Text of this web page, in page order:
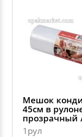
Мешок
45см в
прозрачный
1рул